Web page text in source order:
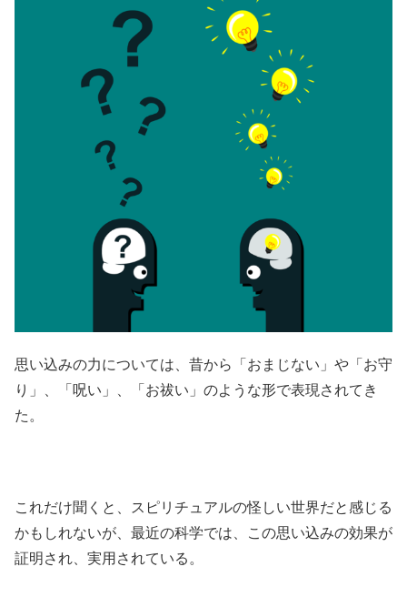
思い込みの力については、昔から「おまじない」や「お守
り」、「呪い」、「お祓い」のような形で表現されてき
た。
これだけ聞くと、スピリチュアルの怪しい世界だと感じる
かもしれないが、最近の科学では、この思い込みの効果が
証明され、実用されている。